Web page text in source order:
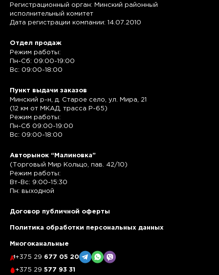
Регистрационный орган: Минский районный
исполнительный комитет
Дата регистрации компании: 14.07.2010
Отдел продаж
Режим работы:
Пн-Сб: 09:00-19:00
Вс: 09:00-18:00
Пункт выдачи заказов
Минский р-н, д. Старое село, ул. Мира, 21
(12 км от МКАД, трасса P-65)
Режим работы:
Пн-Сб 09:00-19:00
Вс: 09:00-18:00
Авторынок “Малиновка”
(Торговый Мир Кольцо, пав. 42/10)
Режим работы:
Вт-Вс: 9:00-15:30
Пн: выходной
Договор публичной оферты
Политика обработки персональных данных
Многоканальные
+375 29 677 05 20
+375 29 577 93 31